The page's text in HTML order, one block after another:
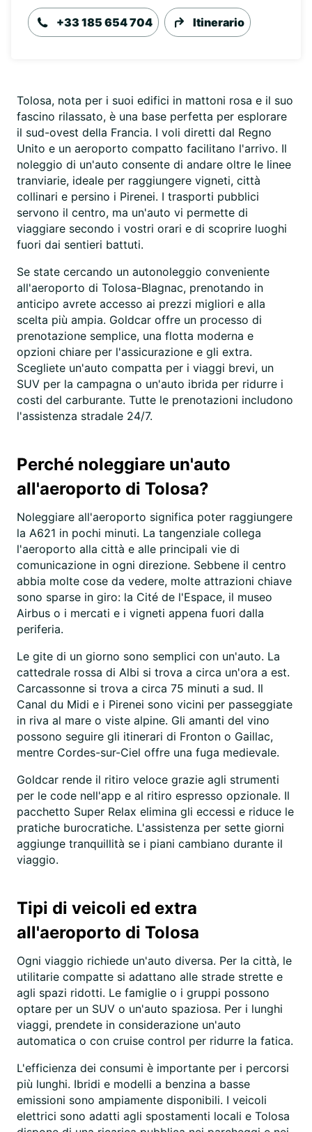
+33 185 654 704 Itinerario
Tolosa, nota per i suoi edifici in mattoni rosa e il suo
fascino rilassato, è una base perfetta per esplorare
il sud-ovest della Francia. I voli diretti dal Regno
Unito e un aeroporto compatto facilitano l'arrivo. Il
noleggio di un'auto consente di andare oltre le linee
tranviarie, ideale per raggiungere vigneti, città
collinari e persino i Pirenei. I trasporti pubblici
servono il centro, ma un'auto vi permette di
viaggiare secondo i vostri orari e di scoprire luoghi
fuori dai sentieri battuti.
Se state cercando un autonoleggio conveniente
all'aeroporto di Tolosa-Blagnac, prenotando in
anticipo avrete accesso ai prezzi migliori e alla
scelta più ampia. Goldcar offre un processo di
prenotazione semplice, una flotta moderna e
opzioni chiare per l'assicurazione e gli extra.
Scegliete un'auto compatta per i viaggi brevi, un
SUV per la campagna o un'auto ibrida per ridurre i
costi del carburante. Tutte le prenotazioni includono
l'assistenza stradale 24/7.
Perché noleggiare un'auto
all'aeroporto di Tolosa?
Noleggiare all'aeroporto significa poter raggiungere
la A621 in pochi minuti. La tangenziale collega
l'aeroporto alla città e alle principali vie di
comunicazione in ogni direzione. Sebbene il centro
abbia molte cose da vedere, molte attrazioni chiave
sono sparse in giro: la Cité de l'Espace, il museo
Airbus o i mercati e i vigneti appena fuori dalla
periferia.
Le gite di un giorno sono semplici con un'auto. La
cattedrale rossa di Albi si trova a circa un'ora a est.
Carcassonne si trova a circa 75 minuti a sud. Il
Canal du Midi e i Pirenei sono vicini per passeggiate
in riva al mare o viste alpine. Gli amanti del vino
possono seguire gli itinerari di Fronton o Gaillac,
mentre Cordes-sur-Ciel offre una fuga medievale.
Goldcar rende il ritiro veloce grazie agli strumenti
per le code nell'app e al ritiro espresso opzionale. Il
pacchetto Super Relax elimina gli eccessi e riduce le
pratiche burocratiche. L'assistenza per sette giorni
aggiunge tranquillità se i piani cambiano durante il
viaggio.
Tipi di veicoli ed extra
all'aeroporto di Tolosa
Ogni viaggio richiede un'auto diversa. Per la città, le
utilitarie compatte si adattano alle strade strette e
agli spazi ridotti. Le famiglie o i gruppi possono
optare per un SUV o un'auto spaziosa. Per i lunghi
viaggi, prendete in considerazione un'auto
automatica o con cruise control per ridurre la fatica.
L'efficienza dei consumi è importante per i percorsi
più lunghi. Ibridi e modelli a benzina a basse
emissioni sono ampiamente disponibili. I veicoli
elettrici sono adatti agli spostamenti locali e Tolosa